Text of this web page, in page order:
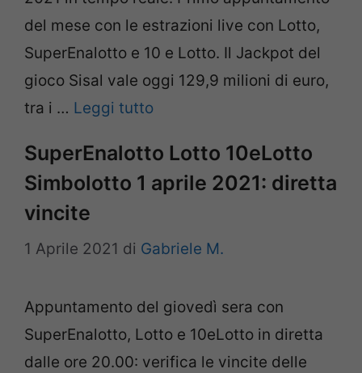
del mese con le estrazioni live con Lotto,
SuperEnalotto e 10 e Lotto. Il Jackpot del
gioco Sisal vale oggi 129,9 milioni di euro,
tra i … Leggi tutto
SuperEnalotto Lotto 10eLotto
Simbolotto 1 aprile 2021: diretta
vincite
1 Aprile 2021 di Gabriele M.
Appuntamento del giovedì sera con
SuperEnalotto, Lotto e 10eLotto in diretta
dalle ore 20.00: verifica le vincite delle